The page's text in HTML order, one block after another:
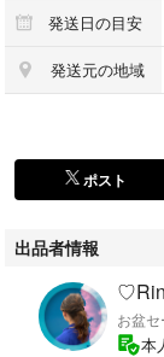
発送日の目安
発送元の地域
ポスト
出品者情報
お盆
本